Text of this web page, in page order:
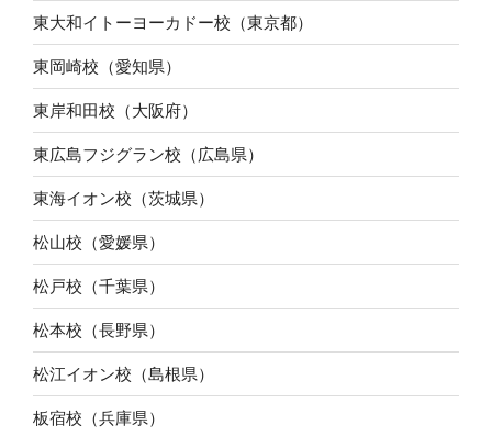
東大和イトーヨーカドー校（東京都）
東岡崎校（愛知県）
東岸和田校（大阪府）
東広島フジグラン校（広島県）
東海イオン校（茨城県）
松山校（愛媛県）
松戸校（千葉県）
松本校（長野県）
松江イオン校（島根県）
板宿校（兵庫県）